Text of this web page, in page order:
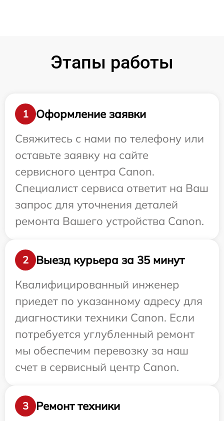
Этапы работы
1
Оформление заявки
Свяжитесь с нами по телефону или
оставьте заявку на сайте
сервисного центра Canon.
Специалист сервиса ответит на Ваш
запрос для уточнения деталей
ремонта Вашего устройства Canon.
2
Выезд курьера за 35 минут
Квалифицированный инженер
приедет по указанному адресу для
диагностики техники Canon. Если
потребуется углубленный ремонт
мы обеспечим перевозку за наш
счет в сервисный центр Canon.
3 Ремонт техники